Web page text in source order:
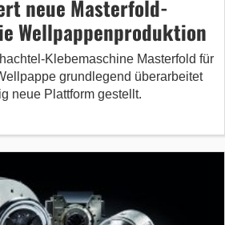
neue Masterfold-
Wellpappenproduktion
Klebemaschine Masterfold für
grundlegend überarbeitet
neue Plattform gestellt.